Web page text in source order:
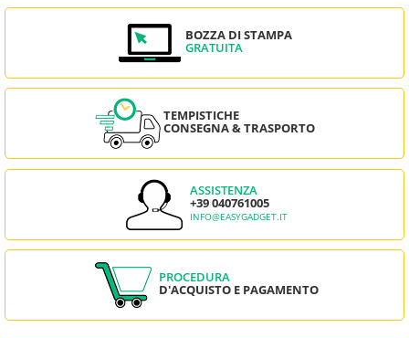
BOZZA DI STAMPA
GRATUITA
TEMPISTICHE
CONSEGNA & TRASPORTO
ASSISTENZA
+39 040761005
INFO@EASYGADGET.IT
PROCEDURA
D'ACQUISTO E PAGAMENTO